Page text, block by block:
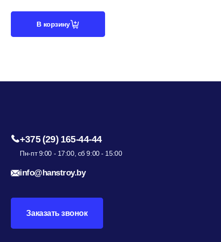
Утеплители и комплектующие
В корзину
+375 (29) 165-44-44
Пн-пт 9:00 - 17:00, сб 9:00 - 15:00
info@hanstroy.by
Заказать звонок